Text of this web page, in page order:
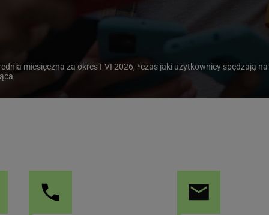
miesięczna za okres I-VI 2026, *czas jaki użytkownicy spędzają na